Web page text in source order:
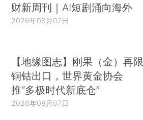
财新周刊｜AI短剧涌向海外
2026年08月07日
【地缘图志】刚果（金）再限
铜钴出口，世界黄金协会
推“多极时代新底仓”
2026年08月07日